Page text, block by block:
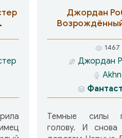
но
А в
в
из
Джордан
1467
Джордан
Akhn
Темные силы
голову. И снова